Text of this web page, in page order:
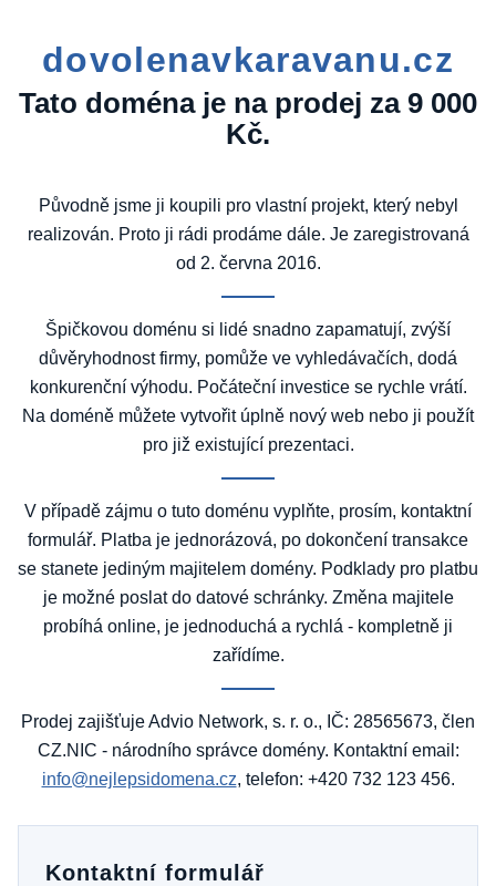
dovolenavkaravanu.cz
Tato doména je na prodej za 9 000
Kč.
Původně jsme ji koupili pro vlastní projekt, který nebyl
realizován. Proto ji rádi prodáme dále. Je zaregistrovaná
od 2. června 2016.
Špičkovou doménu si lidé snadno zapamatují, zvýší
důvěryhodnost firmy, pomůže ve vyhledávačích, dodá
konkurenční výhodu. Počáteční investice se rychle vrátí.
Na doméně můžete vytvořit úplně nový web nebo ji použít
pro již existující prezentaci.
V případě zájmu o tuto doménu vyplňte, prosím, kontaktní
formulář. Platba je jednorázová, po dokončení transakce
se stanete jediným majitelem domény. Podklady pro platbu
je možné poslat do datové schránky. Změna majitele
probíhá online, je jednoduchá a rychlá - kompletně ji
zařídíme.
Prodej zajišťuje Advio Network, s. r. o., IČ: 28565673, člen
CZ.NIC - národního správce domény. Kontaktní email:
info@nejlepsidomena.cz, telefon: +420 732 123 456.
Kontaktní formulář